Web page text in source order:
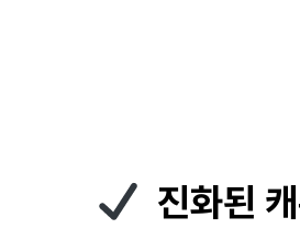
진화된